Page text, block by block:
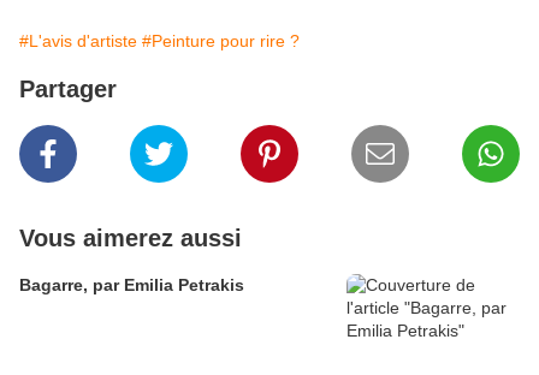
#L'avis d'artiste #Peinture pour rire ?
Partager
Vous aimerez aussi
Bagarre, par Emilia Petrakis